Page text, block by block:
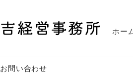
ホー
お問い合わせ